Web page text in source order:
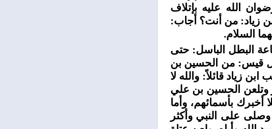
الله عليه بإتلاف
زياد: من أنت؟ أجاب:
السلام.
البطل الباسل: حتى
قيس: من الحسين بن
زياد قائلاً: والله لا
وتلعن الحسين بن علي
أخبرك بأسمائهم، وأما
وصلى على النبي وأكثر